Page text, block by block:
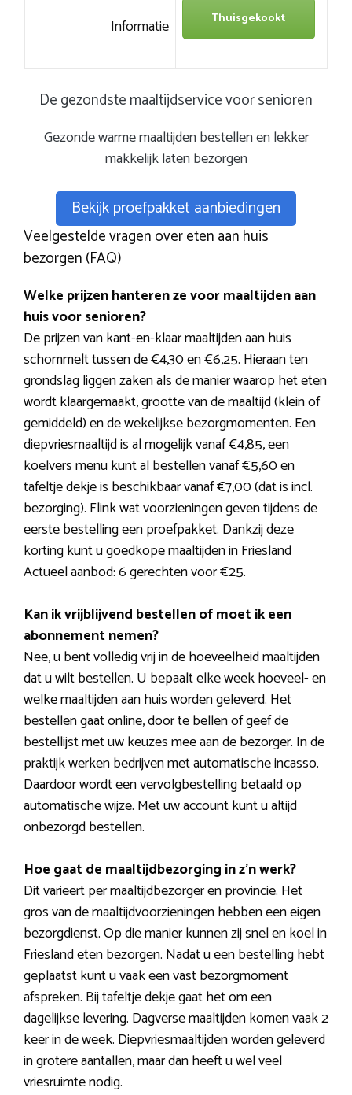
Informatie Thuisgekookt
De gezondste maaltijdservice voor senioren
Gezonde warme maaltijden bestellen en lekker
makkelijk laten bezorgen
Bekijk proefpakket aanbiedingen
Veelgestelde vragen over eten aan huis
bezorgen (FAQ)
Welke prijzen hanteren ze voor maaltijden aan
huis voor senioren?
De prijzen van kant-en-klaar maaltijden aan huis
schommelt tussen de €4,30 en €6,25. Hieraan ten
grondslag liggen zaken als de manier waarop het eten
wordt klaargemaakt, grootte van de maaltijd (klein of
gemiddeld) en de wekelijkse bezorgmomenten. Een
diepvriesmaaltijd is al mogelijk vanaf €4,85, een
koelvers menu kunt al bestellen vanaf €5,60 en
tafeltje dekje is beschikbaar vanaf €7,00 (dat is incl.
bezorging). Flink wat voorzieningen geven tijdens de
eerste bestelling een proefpakket. Dankzij deze
korting kunt u goedkope maaltijden in Friesland
Actueel aanbod: 6 gerechten voor €25.
Kan ik vrijblijvend bestellen of moet ik een
abonnement nemen?
Nee, u bent volledig vrij in de hoeveelheid maaltijden
dat u wilt bestellen. U bepaalt elke week hoeveel- en
welke maaltijden aan huis worden geleverd. Het
bestellen gaat online, door te bellen of geef de
bestellijst met uw keuzes mee aan de bezorger. In de
praktijk werken bedrijven met automatische incasso.
Daardoor wordt een vervolgbestelling betaald op
automatische wijze. Met uw account kunt u altijd
onbezorgd bestellen.
Hoe gaat de maaltijdbezorging in z’n werk?
Dit varieert per maaltijdbezorger en provincie. Het
gros van de maaltijdvoorzieningen hebben een eigen
bezorgdienst. Op die manier kunnen zij snel en koel in
Friesland eten bezorgen. Nadat u een bestelling hebt
geplaatst kunt u vaak een vast bezorgmoment
afspreken. Bij tafeltje dekje gaat het om een
dagelijkse levering. Dagverse maaltijden komen vaak 2
keer in de week. Diepvriesmaaltijden worden geleverd
in grotere aantallen, maar dan heeft u wel veel
vriesruimte nodig.